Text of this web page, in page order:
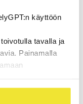
käyttöön
tavalla ja
Painamalla